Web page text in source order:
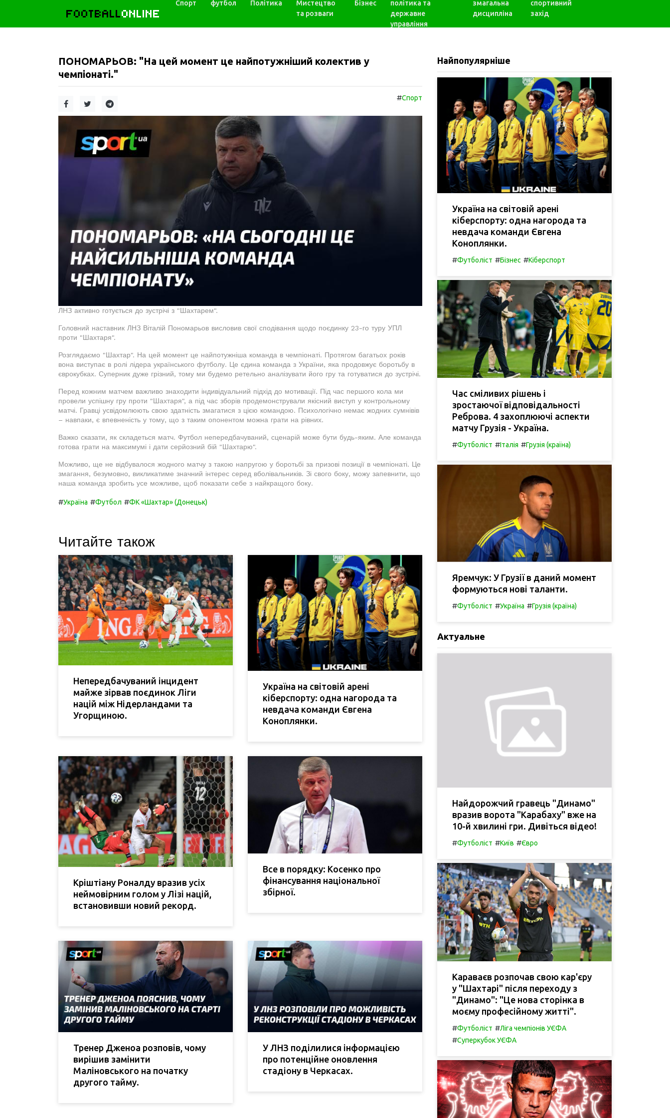
FOOTBALLONLINE
Спорт футбол Політика
Мистецтво
та розваги
Бізнес
політика та
державне
управління
змагальна
дисципліна
спортивний
захід
ПОНОМАРЬОВ: "На цей момент це найпотужніший колектив у
чемпіонаті."
#Спорт
ЛНЗ активно готується до зустрічі з "Шахтарем".
Головний наставник ЛНЗ Віталій Пономарьов висловив свої сподівання щодо поєдинку 23-го туру УПЛ
проти "Шахтаря".
Розглядаємо "Шахтар". На цей момент це найпотужніша команда в чемпіонаті. Протягом багатьох років
вона виступає в ролі лідера українського футболу. Це єдина команда з України, яка продовжує боротьбу в
єврокубках. Суперник дуже грізний, тому ми будемо ретельно аналізувати його гру та готуватися до зустрічі.
Перед кожним матчем важливо знаходити індивідуальний підхід до мотивації. Під час першого кола ми
провели успішну гру проти "Шахтаря", а під час зборів продемонстрували якісний виступ у контрольному
матчі. Гравці усвідомлюють свою здатність змагатися з цією командою. Психологічно немає жодних сумнівів
– навпаки, є впевненість у тому, що з таким опонентом можна грати на рівних.
Важко сказати, як складеться матч. Футбол непередбачуваний, сценарій може бути будь-яким. Але команда
готова грати на максимумі і дати серйозний бій "Шахтарю".
Можливо, ще не відбувалося жодного матчу з такою напругою у боротьбі за призові позиції в чемпіонаті. Це
змагання, безумовно, викликатиме значний інтерес серед вболівальників. Зі свого боку, можу запевнити, що
наша команда зробить усе можливе, щоб показати себе з найкращого боку.
#Україна #Футбол #ФК «Шахтар» (Донецьк)
Читайте також
Непередбачуваний інцидент
майже зірвав поєдинок Ліги
націй між Нідерландами та
Угорщиною.
Україна на світовій арені
кіберспорту: одна нагорода та
невдача команди Євгена
Коноплянки.
Кріштіану Роналду вразив усіх
неймовірним голом у Лізі націй,
встановивши новий рекорд.
Все в порядку: Косенко про
фінансування національної
збірної.
Тренер Дженоа розповів, чому
вирішив замінити
Маліновського на початку
другого тайму.
У ЛНЗ поділилися інформацією
про потенційне оновлення
стадіону в Черкасах.
Найпопулярніше
Україна на світовій арені
кіберспорту: одна нагорода та
невдача команди Євгена
Коноплянки.
#Футболіст #Бізнес #Кіберспорт
Час сміливих рішень і
зростаючої відповідальності
Реброва. 4 захоплюючі аспекти
матчу Грузія - Україна.
#Футболіст #Італія #Грузія (країна)
Яремчук: У Грузії в даний момент
формуються нові таланти.
#Футболіст #Україна #Грузія (країна)
Актуальне
Найдорожчий гравець "Динамо"
вразив ворота "Карабаху" вже на
10-й хвилині гри. Дивіться відео!
#Футболіст #Київ #Євро
Караваєв розпочав свою кар'єру
у "Шахтарі" після переходу з
"Динамо": "Це нова сторінка в
моєму професійному житті".
#Футболіст #Ліга чемпіонів УЄФА
#Суперкубок УЄФА